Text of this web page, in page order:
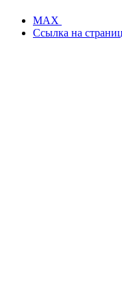
MAX
Ссылка на